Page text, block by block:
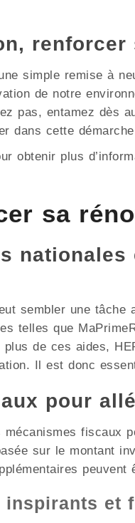
renforcer
simple remise à
de notre
pas, entamez dès
dans cette
obtenir plus
sa
sembler une
telles que
de ces aides,
Il est donc
pour
fiscaux
sur le montant
inspirants et